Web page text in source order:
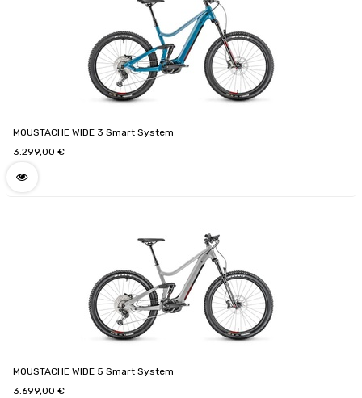
MOUSTACHE WIDE 3 Smart System
3.299,00 €
MOUSTACHE WIDE 5 Smart System
3.699,00 €